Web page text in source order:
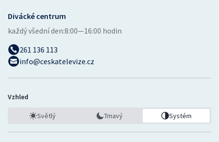
Divácké centrum
každý všední den:8:00—16:00 hodin
261 136 113
info@ceskatelevize.cz
Vzhled
Světlý Tmavý Systém